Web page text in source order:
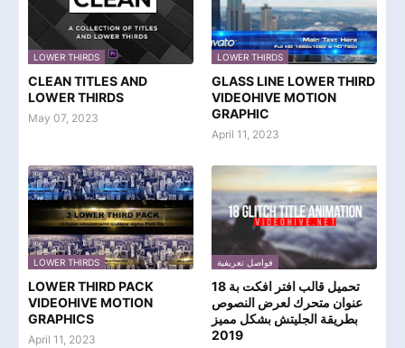
LOWER THIRDS
CLEAN TITLES AND
LOWER THIRDS
May 07, 2023
LOWER THIRDS
GLASS LINE LOWER THIRD
VIDEOHIVE MOTION
GRAPHIC
April 11, 2023
LOWER THIRDS
LOWER THIRD PACK
VIDEOHIVE MOTION
GRAPHICS
April 11, 2023
فواصل تعريفية
تحميل قالب افتر افكت بة 18
عنوان متحرك لعرض النصوص
بطريقة الجليتش بشكل مميز
2019